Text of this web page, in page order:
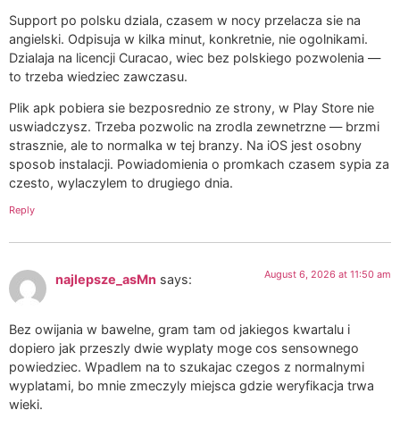
Support po polsku dziala, czasem w nocy przelacza sie na
angielski. Odpisuja w kilka minut, konkretnie, nie ogolnikami.
Dzialaja na licencji Curacao, wiec bez polskiego pozwolenia —
to trzeba wiedziec zawczasu.
Plik apk pobiera sie bezposrednio ze strony, w Play Store nie
uswiadczysz. Trzeba pozwolic na zrodla zewnetrzne — brzmi
strasznie, ale to normalka w tej branzy. Na iOS jest osobny
sposob instalacji. Powiadomienia o promkach czasem sypia za
czesto, wylaczylem to drugiego dnia.
Reply
najlepsze_asMn says: August 6, 2026 at 11:50 am
Bez owijania w bawelne, gram tam od jakiegos kwartalu i
dopiero jak przeszly dwie wyplaty moge cos sensownego
powiedziec. Wpadlem na to szukajac czegos z normalnymi
wyplatami, bo mnie zmeczyly miejsca gdzie weryfikacja trwa
wieki.